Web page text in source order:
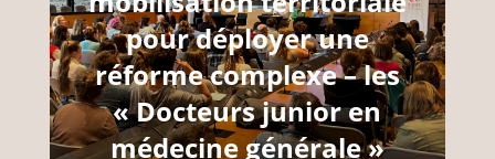
pour déployer une
réforme complexe – les
« Docteurs junior en
médecine générale »